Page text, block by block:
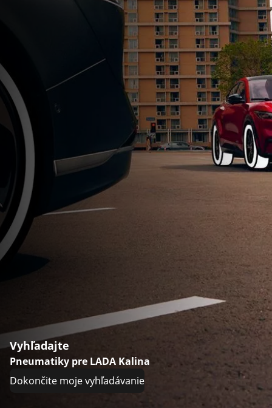
Vyhľadajte
Pneumatiky pre LADA Kalina
Dokončite moje vyhľadávanie